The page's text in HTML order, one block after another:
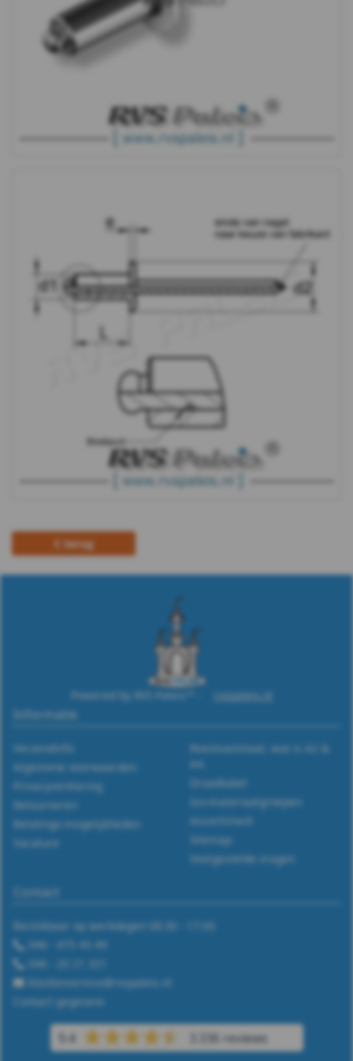
terug
Powered by RVS Paleis™ - rvspaleis.nl
Informatie
Verzendinfo
Algemene voorwaarden
Privacyverklaring
Retourneren
Betalings-mogelijkheden
Vacature
Roestvaststaal, wat is A2 &
A4.
Draadtabel
Iso-materiaalgroepen
Assortiment
Sitemap
Veelgestelde vragen
Contact
Bereikbaar op werkdagen 08:30 - 17:00
046 - 475 45 49
046 - 20 21 321
klantenservice@rvspaleis.nl
Contact gegevens
9.4 3.336 reviews